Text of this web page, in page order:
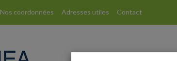
Nos coordonnées Adresses utiles Contact